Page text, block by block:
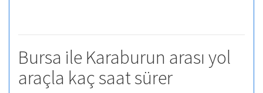
Bursa ile Karaburun arası yol
araçla kaç saat sürer